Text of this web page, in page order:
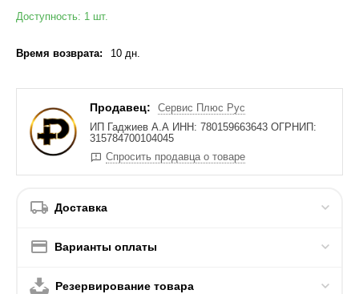
Доступность: 1 шт.
Время возврата: 10 дн.
Продавец:
Сервис Плюс Рус
ИП Гаджиев А.А ИНН: 780159663643 ОГРНИП:
315784700104045
Спросить продавца о товаре
Доставка
Варианты оплаты
Резервирование товара